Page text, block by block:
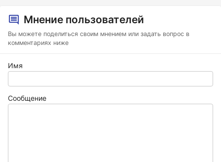
Мнение пользователей
Вы можете поделиться своим мнением или задать вопрос в
комментариях ниже
Имя
Сообщение